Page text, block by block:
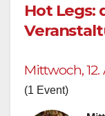
Hot Legs:
Mittwoch,
(1 Event)